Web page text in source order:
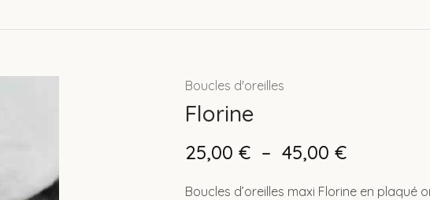
Boucles d'oreilles
Florine
25,00 € – 45,00 €
Boucles d’oreilles maxi Florine en plaqué